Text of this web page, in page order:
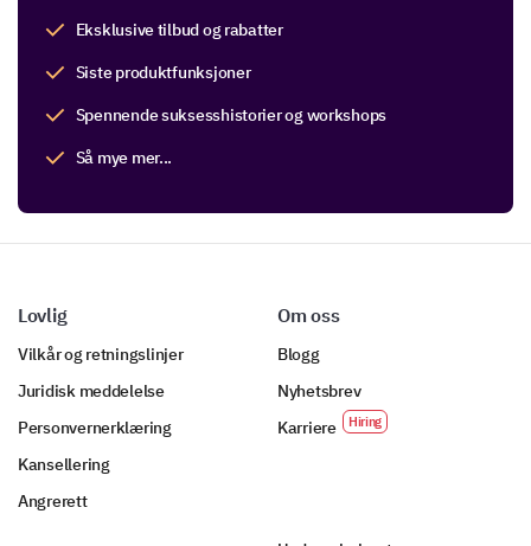
Eksklusive tilbud og rabatter
Siste produktfunksjoner
Spennende suksesshistorier og workshops
Så mye mer...
Lovlig
Vilkår og retningslinjer
Juridisk meddelelse
Personvernerklæring
Kansellering
Angrerett
Om oss
Blogg
Nyhetsbrev
Karriere